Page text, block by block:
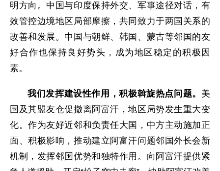
明方向。中国与印度保持外交、军事途径对话，有
效管控边境地区局部摩擦，共同致力于两国关系的
改善和发展。中国与朝鲜、韩国、蒙古等邻国的友
好合作也保持良好势头，成为地区稳定的积极因
素。
我们发挥建设性作用，积极斡旋热点问题。 美
国及其盟友仓促撤离阿富汗，地区局势发生重大变
化。作为友好近邻和负责任大国，中方主动施加正
面、积极影响，推动建立阿富汗问题邻国外长会新
机制，发挥邻国优势和独特作用。向阿富汗提供紧